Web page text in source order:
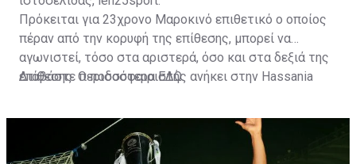
Πρόκειται για 23χρονο Μαροκινό επιθετικό ο οποίος
πέραν από την κορυφή της επίθεσης, μπορεί να
αγωνιστεί, τόσο στα αριστερά, όσο και στα δεξιά της
επίθεσης. Ο ποδοσφαιριστής ανήκει στην Hassania
2026.
Διαβάστε περισσότεραΕΔΩ.